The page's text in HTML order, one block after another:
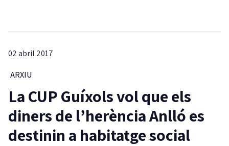
02 abril 2017
ARXIU
La CUP Guíxols vol que els
diners de l’herència Anlló es
destinin a habitatge social